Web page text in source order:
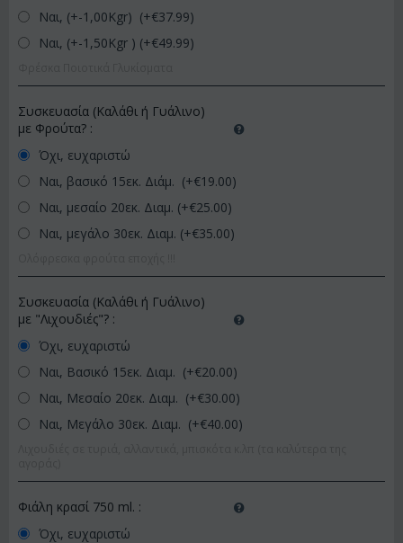
Ναι, (+-1,00Kgr) (+€37.99)
Ναι, (+-1,50Kgr ) (+€49.99)
Συσκευασία (Καλάθι ή Γυάλινο)
με Φρούτα? :
Όχι, ευχαριστώ
Ναι, βασικό 15εκ. Διάμ. (+€19.00)
Ναι, μεσαίο 20εκ. Διαμ. (+€25.00)
Ναι, μεγάλο 30εκ. Διαμ. (+€35.00)
Συσκευασία (Καλάθι ή Γυάλινο)
με "Λιχουδιές"? :
Όχι, ευχαριστώ
Ναι, Βασικό 15εκ. Διαμ. (+€20.00)
Ναι, Μεσαίο 20εκ. Διαμ. (+€30.00)
Ναι, Μεγάλο 30εκ. Διαμ. (+€40.00)
Φιάλη κρασί 750 ml. :
Όχι, ευχαριστώ